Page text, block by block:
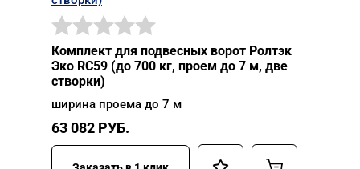
Комплект для подвесных ворот Ролтэк
Эко RC59 (до 700 кг, проем до 7 м, две
створки)
ширина проема до 7 м
63 082 РУБ.